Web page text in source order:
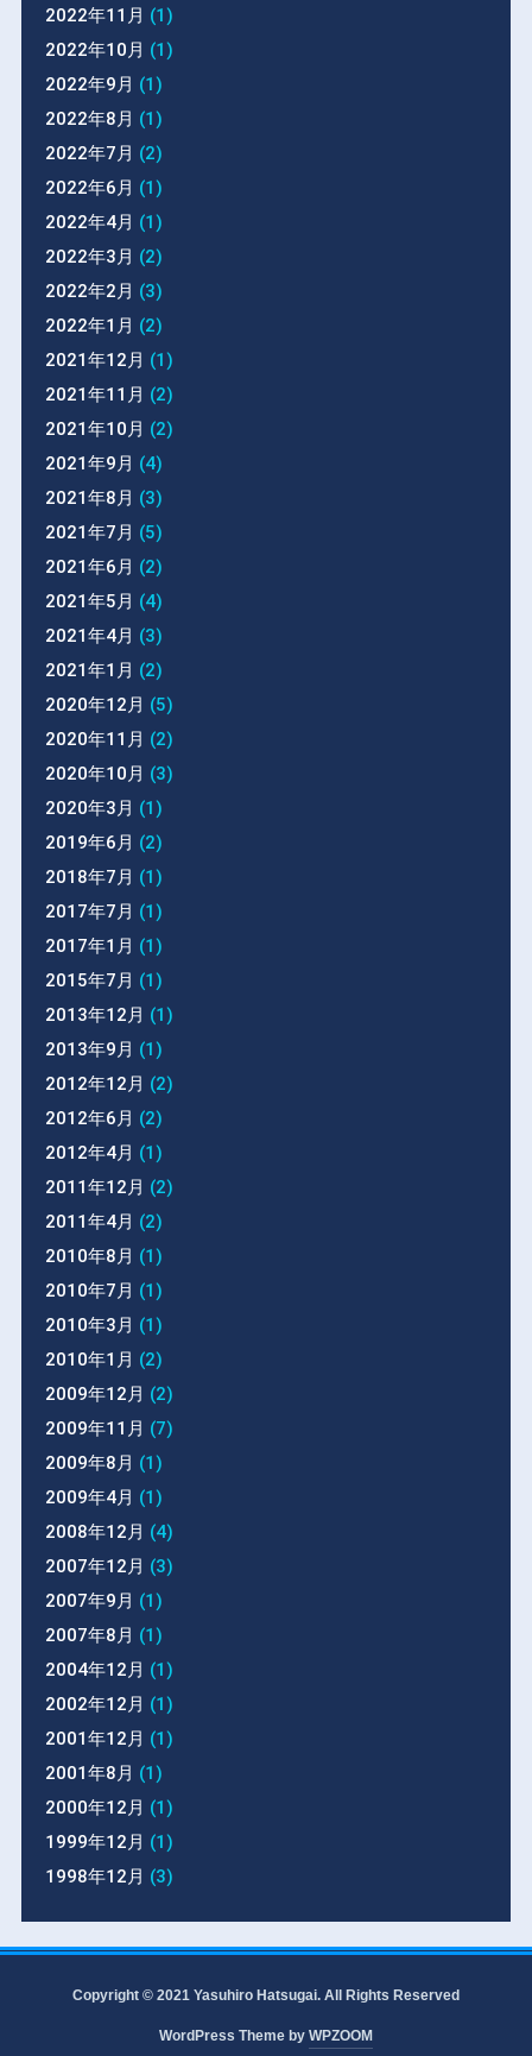
2022年11月 (1)
2022年10月 (1)
2022年9月 (1)
2022年8月 (1)
2022年7月 (2)
2022年6月 (1)
2022年4月 (1)
2022年3月 (2)
2022年2月 (3)
2022年1月 (2)
2021年12月 (1)
2021年11月 (2)
2021年10月 (2)
2021年9月 (4)
2021年8月 (3)
2021年7月 (5)
2021年6月 (2)
2021年5月 (4)
2021年4月 (3)
2021年1月 (2)
2020年12月 (5)
2020年11月 (2)
2020年10月 (3)
2020年3月 (1)
2019年6月 (2)
2018年7月 (1)
2017年7月 (1)
2017年1月 (1)
2015年7月 (1)
2013年12月 (1)
2013年9月 (1)
2012年12月 (2)
2012年6月 (2)
2012年4月 (1)
2011年12月 (2)
2011年4月 (2)
2010年8月 (1)
2010年7月 (1)
2010年3月 (1)
2010年1月 (2)
2009年12月 (2)
2009年11月 (7)
2009年8月 (1)
2009年4月 (1)
2008年12月 (4)
2007年12月 (3)
2007年9月 (1)
2007年8月 (1)
2004年12月 (1)
2002年12月 (1)
2001年12月 (1)
2001年8月 (1)
2000年12月 (1)
1999年12月 (1)
1998年12月 (3)
Copyright © 2021 Yasuhiro Hatsugai. All Rights Reserved
WordPress Theme by WPZOOM